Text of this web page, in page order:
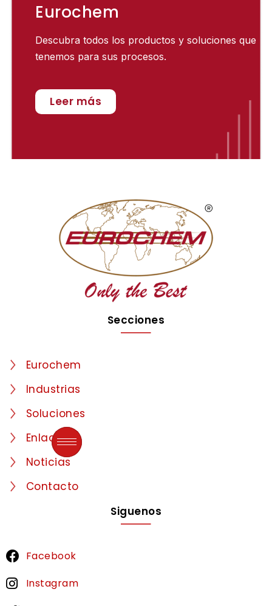
Eurochem
Descubra todos los productos y soluciones que
tenemos para sus procesos.
Leer más
Secciones
Eurochem
Industrias
Soluciones
Enlaces
Noticias
Contacto
Siguenos
Facebook
Instagram